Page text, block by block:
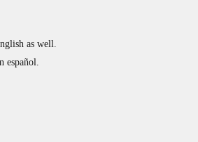
as well.
español.